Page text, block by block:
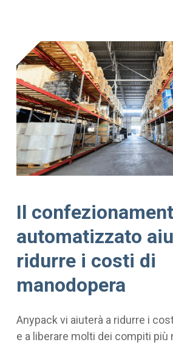
Il
automatizzato
ridurre i costi di
manodopera
Anypack vi aiuterà a ridurre i
e a liberare molti dei compiti più